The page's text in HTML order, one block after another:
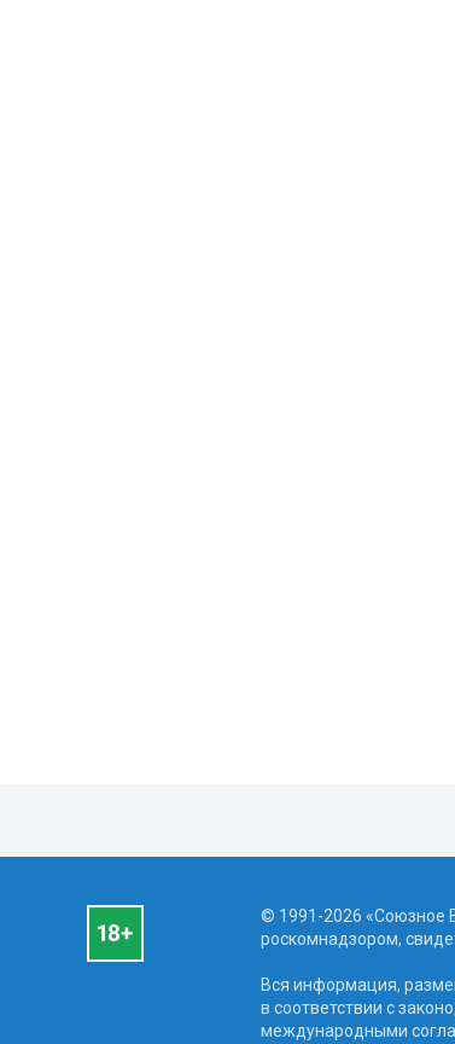
© 1991-2026 «Союзное
роскомнадзором,
Вся информация,
в соответствии с
международными